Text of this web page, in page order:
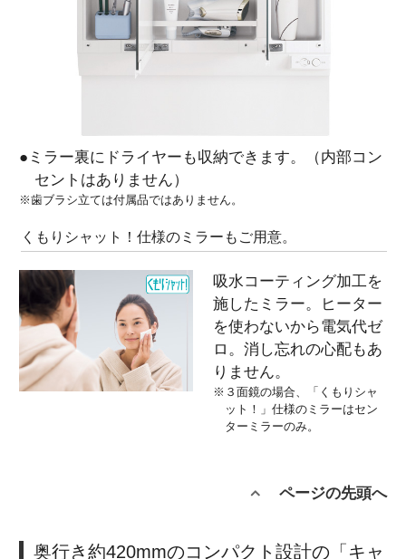
●ミラー裏にドライヤーも収納できます。（内部コン
セントはありません）
※歯ブラシ立ては付属品ではありません。
くもりシャット！仕様のミラーもご用意。
吸水コーティング加工を
施したミラー。ヒーター
を使わないから電気代ゼ
ロ。消し忘れの心配もあ
りません。
※３面鏡の場合、「くもりシャ
ット！」仕様のミラーはセン
ターミラーのみ。
ページの先頭へ
奥行き約420mmのコンパクト設計の「キャ